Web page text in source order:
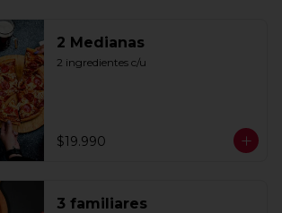
2 Medianas
2 ingredientes c/u
$19.990
3 familiares